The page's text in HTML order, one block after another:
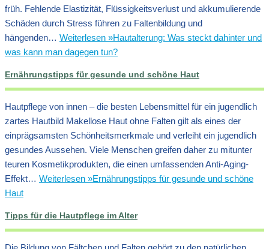
früh. Fehlende Elastizität, Flüssigkeitsverlust und akkumulierende
Schäden durch Stress führen zu Faltenbildung und
hängenden… Weiterlesen »Hautalterung: Was steckt dahinter und
was kann man dagegen tun?
Ernährungstipps für gesunde und schöne Haut
Hautpflege von innen – die besten Lebensmittel für ein jugendlich
zartes Hautbild Makellose Haut ohne Falten gilt als eines der
einprägsamsten Schönheitsmerkmale und verleiht ein jugendlich
gesundes Aussehen. Viele Menschen greifen daher zu mitunter
teuren Kosmetikprodukten, die einen umfassenden Anti-Aging-
Effekt… Weiterlesen »Ernährungstipps für gesunde und schöne
Haut
Tipps für die Hautpflege im Alter